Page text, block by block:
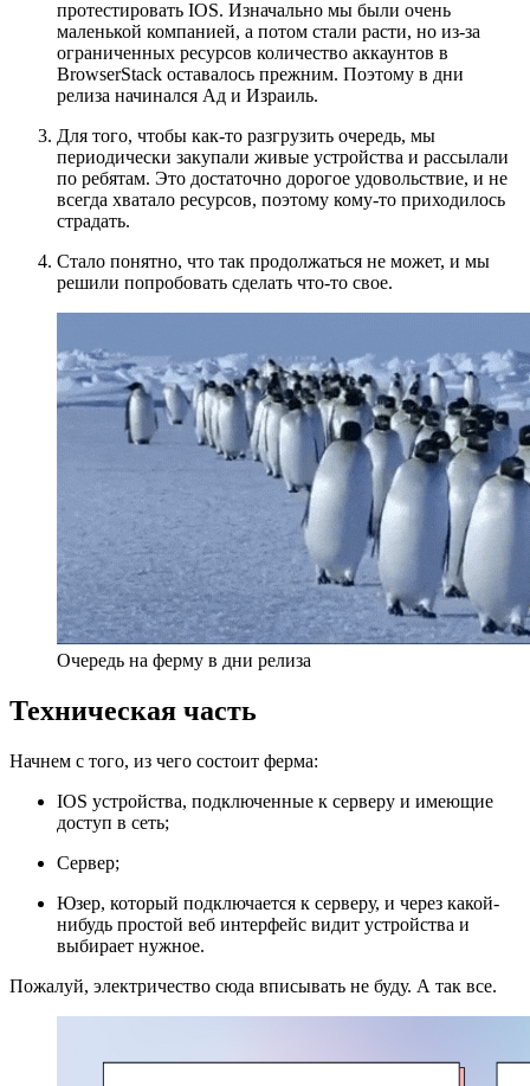
протестировать IOS. Изначально мы были очень
маленькой компанией, а потом стали расти, но из-за
ограниченных ресурсов количество аккаунтов в
BrowserStack оставалось прежним. Поэтому в дни
релиза начинался Ад и Израиль.
Для того, чтобы как-то разгрузить очередь, мы
периодически закупали живые устройства и рассылали
по ребятам. Это достаточно дорогое удовольствие, и не
всегда хватало ресурсов, поэтому кому-то приходилось
страдать.
Стало понятно, что так продолжаться не может, и мы
решили попробовать сделать что-то свое.
Очередь на ферму в дни релиза
Техническая часть
Начнем с того, из чего состоит ферма:
IOS устройства, подключенные к серверу и имеющие
доступ в сеть;
Сервер;
Юзер, который подключается к серверу, и через какой-
нибудь простой веб интерфейс видит устройства и
выбирает нужное.
Пожалуй, электричество сюда вписывать не буду. А так все.